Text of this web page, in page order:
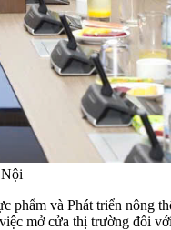
và Phát triển nông
mở cửa thị trường đối